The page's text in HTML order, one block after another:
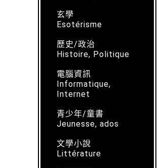
玄學
Esotérisme
歷史/政治
Histoire, Politique
電腦資訊
Informatique,
Internet
青少年/童書
Jeunesse, ados
文學小說
Littérature